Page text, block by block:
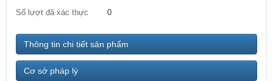
Số lượt đã xác thực
0
Thông tin chi tiết sản phẩm
Cơ sở pháp lý